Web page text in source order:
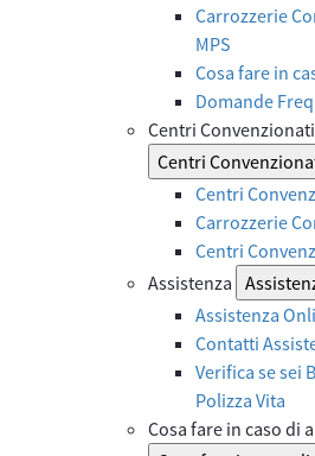
Carrozzerie
MPS
Cosa fare in
Domande
Centri Convenzionati
Centri
Centri
Carrozzerie
Centri
Assistenza
Assistenza
Contatti
Verifica se sei
Polizza Vita
Cosa fare in caso di